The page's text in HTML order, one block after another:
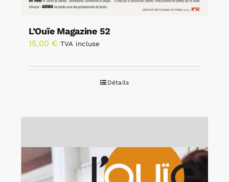
L’Ouïe Magazine 52
15,00 € TVA incluse
Détails